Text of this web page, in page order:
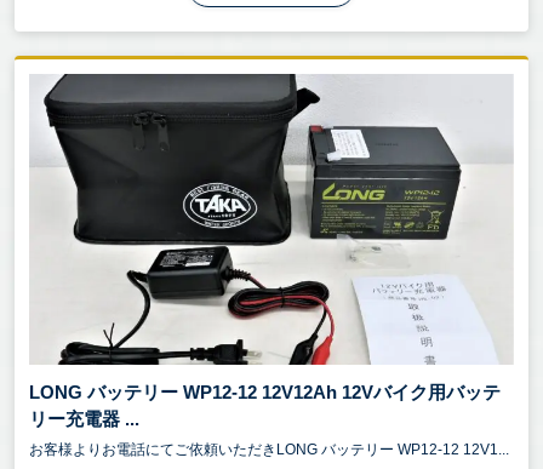
LONG バッテリー WP12-12 12V12Ah 12Vバイク用バッテ
リー充電器 ...
お客様よりお電話にてご依頼いただきLONG バッテリー WP12-12 12V1...